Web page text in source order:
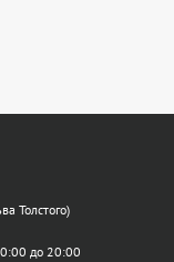
Толстого)
до 20:00